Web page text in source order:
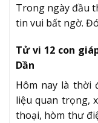
Trong ngày đầu
tin vui bất ngờ.
Tử vi 12 con
Dần
Hôm nay là thời
liệu quan trọng,
thoại, hòm thư